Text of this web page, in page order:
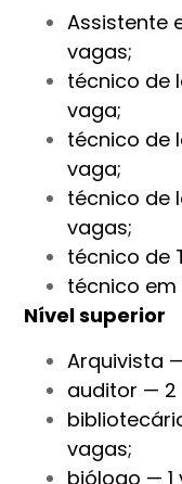
Assistente
vagas;
técnico de
vaga;
técnico de
vaga;
técnico de
vagas;
técnico de
técnico em
Nível superior
Arquivista
auditor — 2
vagas;
biólogo — 1